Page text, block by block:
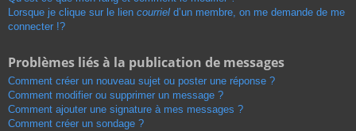
Lorsque je clique sur le lien courriel d’un membre, on me demande de me
connecter !?
Problèmes liés à la publication de messages
Comment créer un nouveau sujet ou poster une réponse ?
Comment modifier ou supprimer un message ?
Comment ajouter une signature à mes messages ?
Comment créer un sondage ?